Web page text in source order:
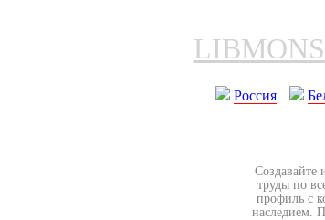
Россия
Создавайте
труды по
профиль с
наследием.